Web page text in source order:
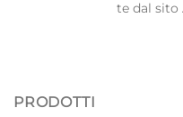
te dal sito
PRODOTTI